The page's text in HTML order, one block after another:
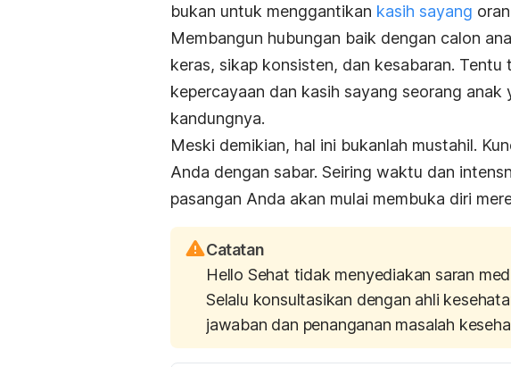
bukan untuk menggantikan kasih sayang
Membangun hubungan baik dengan calon
keras, sikap konsisten, dan kesabaran. Tentu
kepercayaan dan kasih sayang seorang
kandungnya.
Meski demikian, hal ini bukanlah mustahil.
Anda dengan sabar. Seiring waktu dan
pasangan Anda akan mulai membuka diri
Catatan
Hello Sehat tidak menyediakan saran
Selalu konsultasikan dengan ahli
jawaban dan penanganan masalah